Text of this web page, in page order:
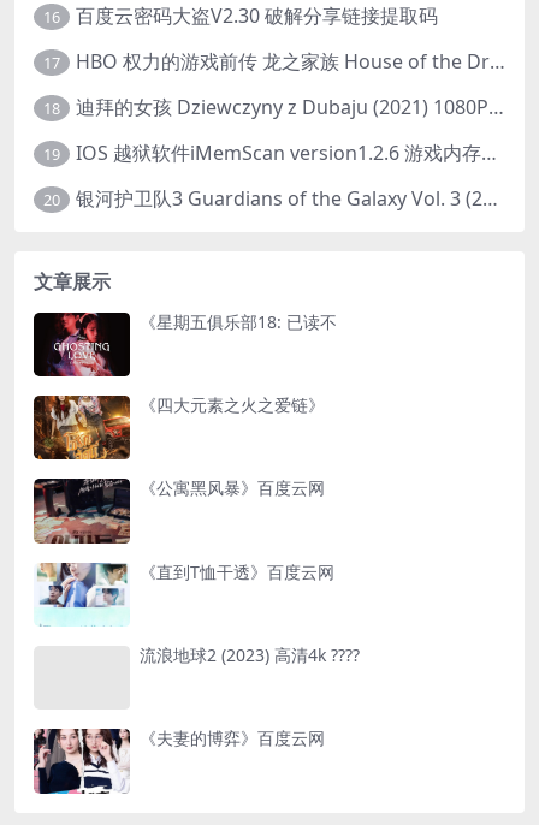
16 百度云密码大盗V2.30 破解分享链接提取码
17 HBO 权力的游戏前传 龙之家族 House of the Dragon (2022) 中字 1080P 更新4集
18 迪拜的女孩 Dziewczyny z Dubaju (2021) 1080P 中字
19 IOS 越狱软件iMemScan version1.2.6 游戏内存修改器
20 银河护卫队3 Guardians of the Galaxy Vol. 3 (2023)4K高清资源1080p只分享精品
文章展示
《星期五俱乐部18: 已读不
《四大元素之火之爱链》
《公寓黑风暴》百度云网
《直到T恤干透》百度云网
流浪地球2 (2023) 高清4k ????
《夫妻的博弈》百度云网